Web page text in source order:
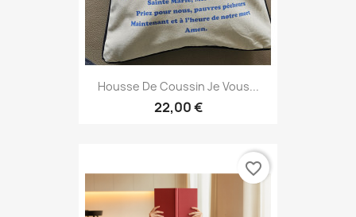
Housse De Coussin Je Vous...
22,00 €
favorite_border